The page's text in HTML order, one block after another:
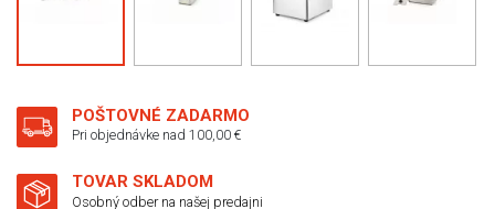
POŠTOVNÉ ZADARMO
Pri objednávke nad 100,00 €
TOVAR SKLADOM
Osobný odber na našej predajni